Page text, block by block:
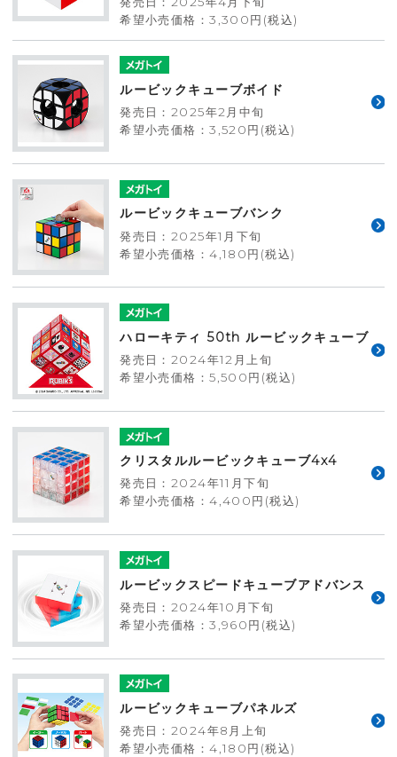
希望小売価格：3,300円(税込)
ルービックキューブボイド
発売日：2025年2月中旬
希望小売価格：3,520円(税込)
ルービックキューブバンク
発売日：2025年1月下旬
希望小売価格：4,180円(税込)
ハローキティ 50th ルービックキューブ
発売日：2024年12月上旬
希望小売価格：5,500円(税込)
クリスタルルービックキューブ4x4
発売日：2024年11月下旬
希望小売価格：4,400円(税込)
ルービックスピードキューブアドバンス
発売日：2024年10月下旬
希望小売価格：3,960円(税込)
ルービックキューブパネルズ
発売日：2024年8月上旬
希望小売価格：4,180円(税込)